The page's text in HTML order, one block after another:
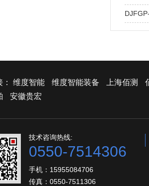
维度智能 维度智能装备 上海佰测
安徽贵宏
技术咨询热线:
0550-7514306
手机：15955084706
传真：0550-7511306